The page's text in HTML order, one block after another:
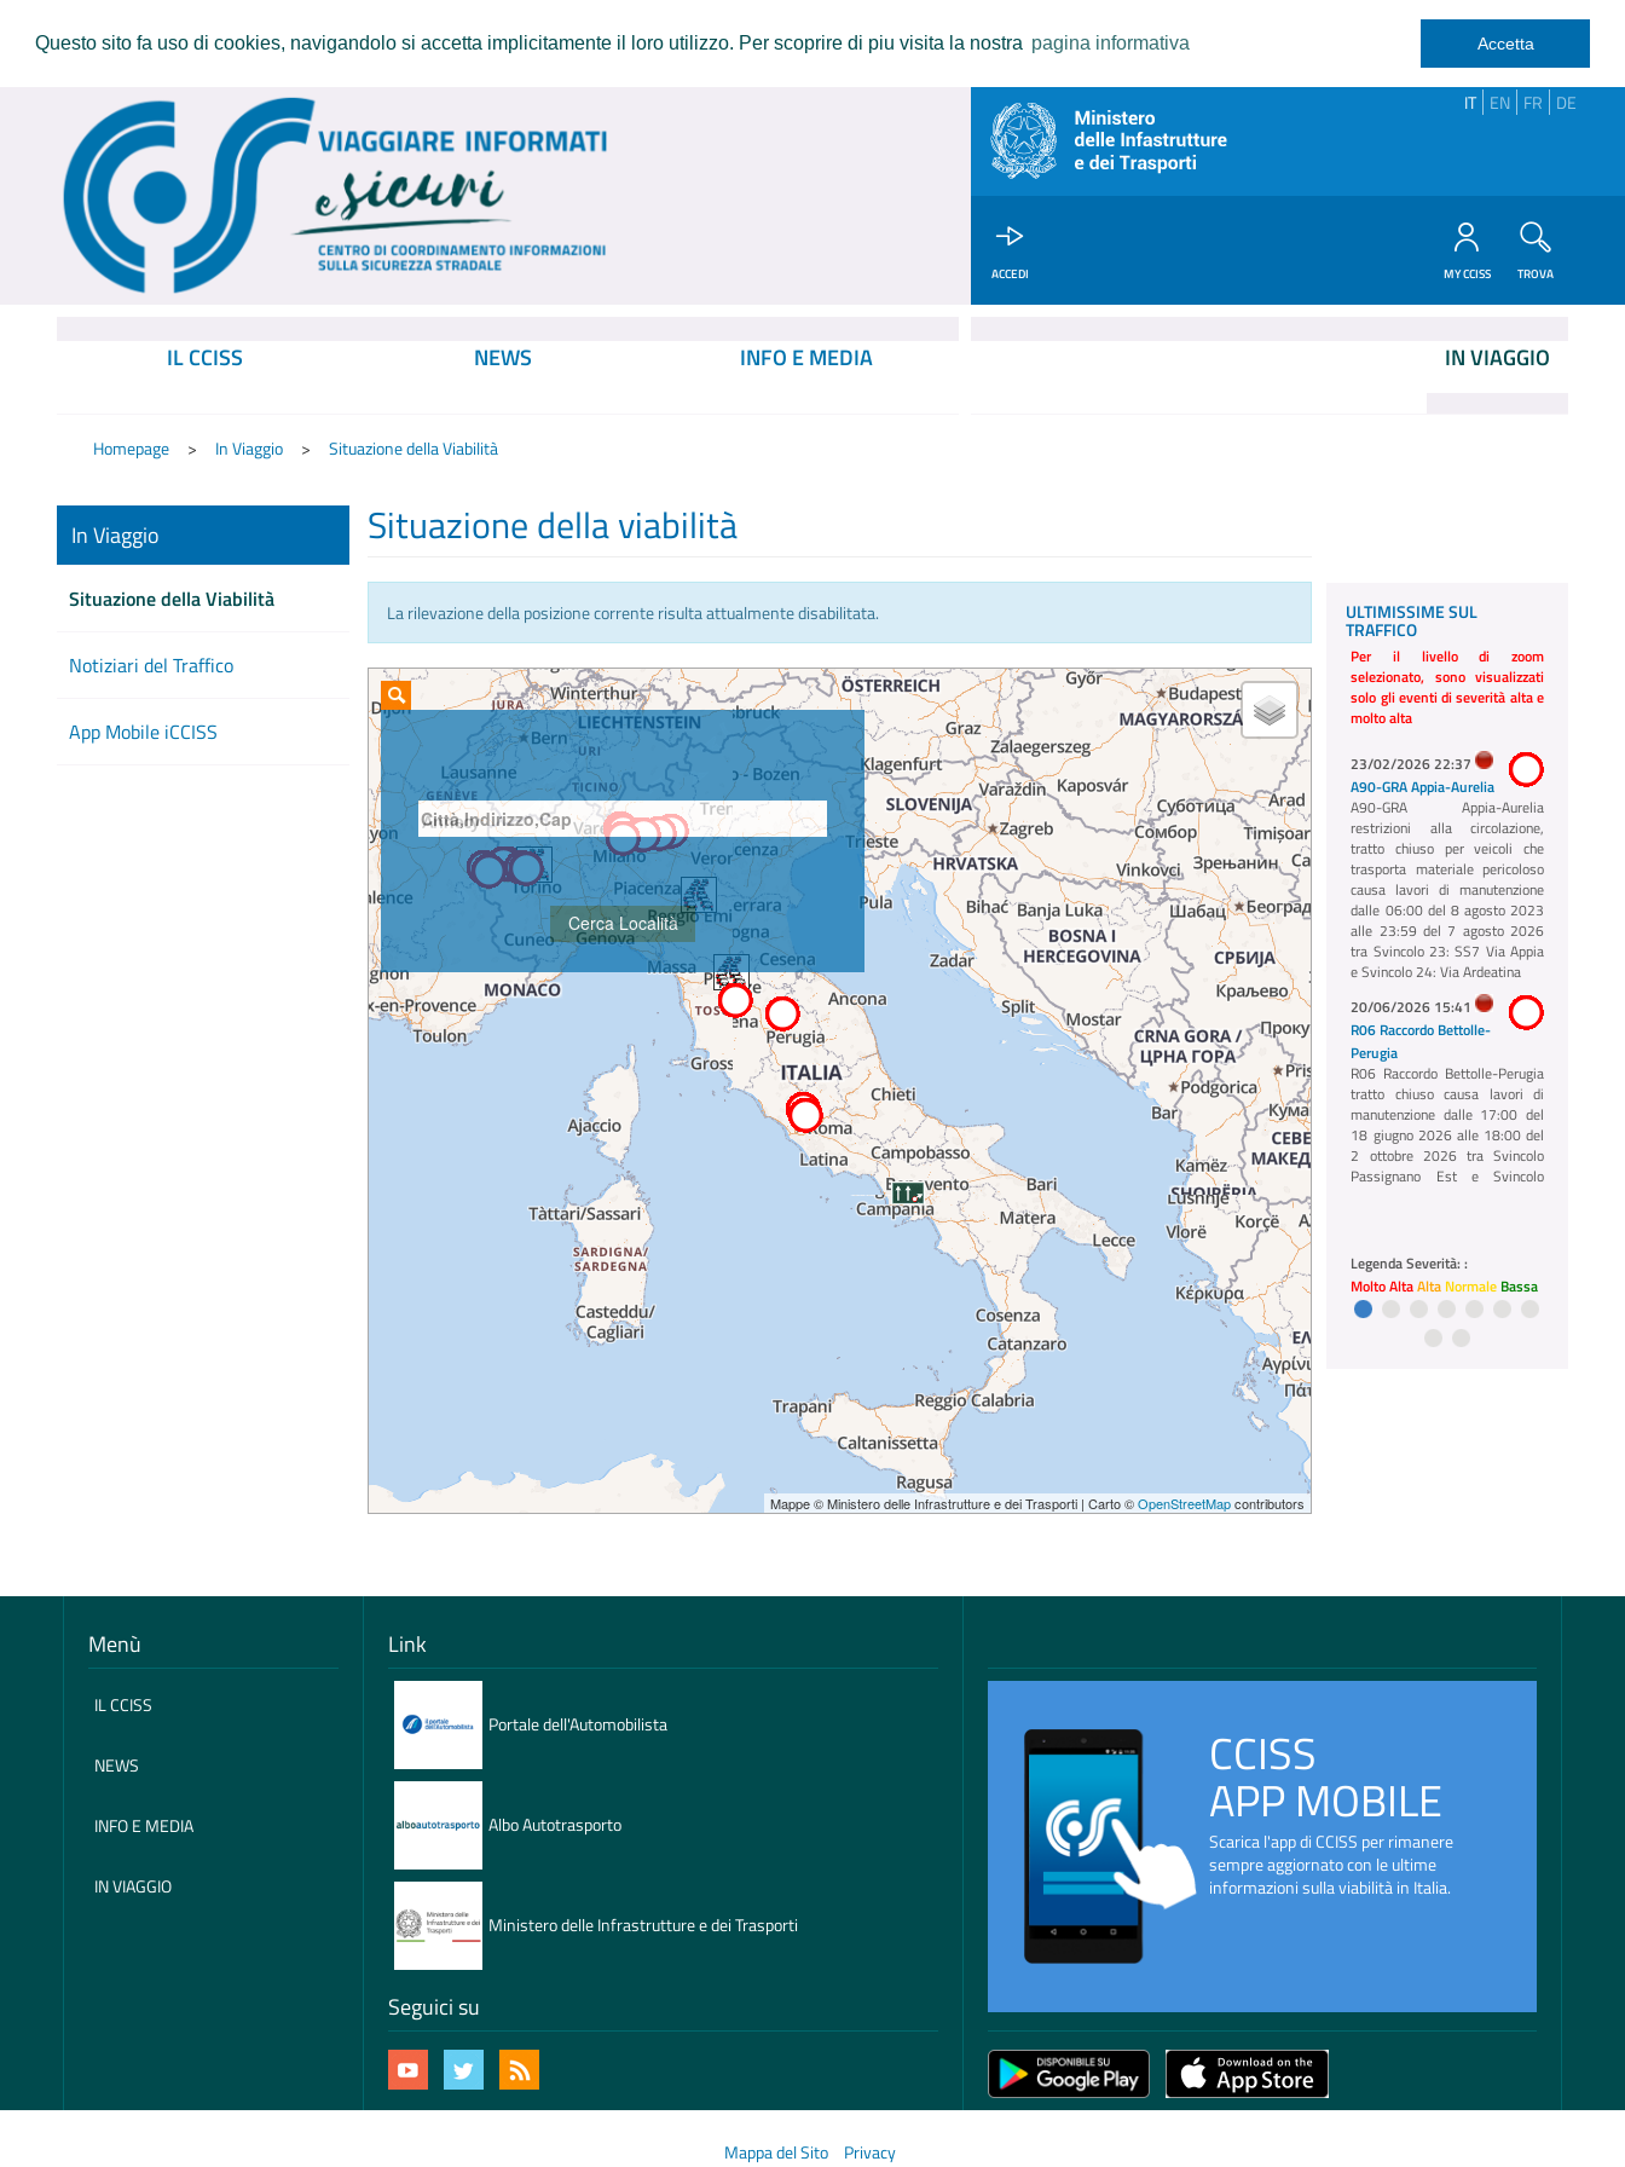
Questo sito fa uso di cookies, navigandolo si accetta implicitamente il loro utilizzo. Per scoprire di piu visita la nostra pagina informativa Accetta
IT EN FR DE
ACCEDI MY CCISS TROVA
IL CCISS NEWS INFO E MEDIA IN VIAGGIO
Homepage In Viaggio Situazione della Viabilità
In Viaggio
Situazione della Viabilità
Notiziari del Traffico
App Mobile iCCISS
Situazione della viabilità
La rilevazione della posizione corrente risulta attualmente disabilitata.
Mappe © Ministero delle Infrastrutture e dei Trasporti | Carto ©OpenStreetMapcontributors
ULTIMISSIME SUL
TRAFFICO
Per il livello di zoom
selezionato, sono visualizzati
solo gli eventi di severità alta e
molto alta
23/02/2026 22:37
A90-GRA Appia-Aurelia
A90-GRA Appia-Aurelia
restrizioni alla circolazione,
tratto chiuso per veicoli che
trasporta materiale pericoloso
causa lavori di manutenzione
dalle 06:00 del 8 agosto 2023
alle 23:59 del 7 agosto 2026
tra Svincolo 23: SS7 Via Appia
e Svincolo 24: Via Ardeatina
20/06/2026 15:41
R06 Raccordo Bettolle-
Perugia
R06 Raccordo Bettolle-Perugia
tratto chiuso causa lavori di
manutenzione dalle 17:00 del
18 giugno 2026 alle 18:00 del
2 ottobre 2026 tra Svincolo
Passignano Est e Svincolo
A35 BreBeMi
A35 BreBeMi chiusura
notturna, tratto chiuso causa
lavori dalle 22:00 del 10 alle
Legenda Severità: :
Molto AltaAlta Normale Bassa
Menù
IL CCISS
NEWS
INFO E MEDIA
IN VIAGGIO
Link
Portale dell'Automobilista
Albo Autotrasporto
Ministero delle Infrastrutture e dei Trasporti
Seguici su
CCISS
APP MOBILE
Scarica l'app di CCISS per rimanere
sempre aggiornato con le ultime
informazioni sulla viabilità in Italia.
Mappa del Sito Privacy